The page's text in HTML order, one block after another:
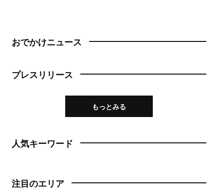
おでかけニュース
プレスリリース
もっとみる
人気キーワード
注目のエリア